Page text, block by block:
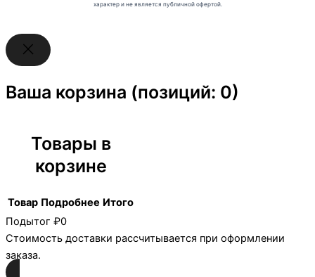
характер и не является публичной офертой.
Ваша корзина (позиций: 0)
Товары в
корзине
Товар Подробнее Итого
Подытог ₽0
Стоимость доставки рассчитывается при оформлении
заказа.